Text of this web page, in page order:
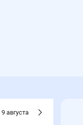
9 августа